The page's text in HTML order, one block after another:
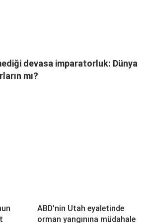
devasa imparatorluk: Dünya
mı?
ABD’nin Utah eyaletinde
orman yangınına müdahale